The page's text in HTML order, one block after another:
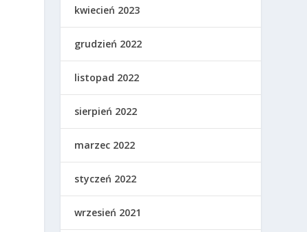
kwiecień 2023
grudzień 2022
listopad 2022
sierpień 2022
marzec 2022
styczeń 2022
wrzesień 2021